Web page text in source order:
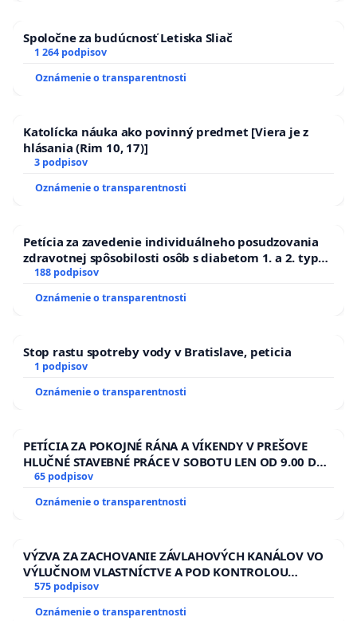
Spoločne za budúcnosť Letiska Sliač
1 264 podpisov
Oznámenie o transparentnosti
Katolícka náuka ako povinný predmet [Viera je z
hlásania (Rim 10, 17)]
3 podpisov
Oznámenie o transparentnosti
Petícia za zavedenie individuálneho posudzovania
zdravotnej spôsobilosti osôb s diabetom 1. a 2. typu
pri prijímaní do Policajného zboru SR
188 podpisov
Oznámenie o transparentnosti
Stop rastu spotreby vody v Bratislave, peticia
1 podpisov
Oznámenie o transparentnosti
PETÍCIA ZA POKOJNÉ RÁNA A VÍKENDY V PREŠOVE
HLUČNÉ STAVEBNÉ PRÁCE V SOBOTU LEN OD 9.00 DO
13.00 HOD., CEZ PRACOVNÝ TÝŽDEŇ CIEĽ 8.00 – 18.00
ĎUMBIERSKEJ/MAGU
65 podpisov
Oznámenie o transparentnosti
VÝZVA ZA ZACHOVANIE ZÁVLAHOVÝCH KANÁLOV VO
VÝLUČNOM VLASTNÍCTVE A POD KONTROLOU
SLOVENSKEJ REPUBLIKY & žiadosť na riešenie
575 podpisov
Oznámenie o transparentnosti